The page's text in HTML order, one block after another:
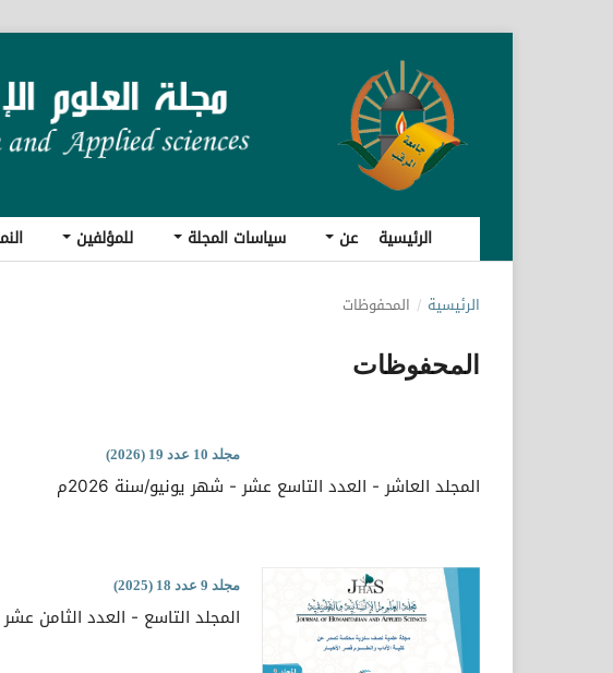
الرئيسية عن سياسات المجلة للمؤلفين
الرئيسية / المحفوظات
المحفوظات
مجلد 10 عدد 19 (2026)
المجلد العاشر - العدد التاسع عشر - شهر يونيو/سنة 2026م
مجلد 9 عدد 18 (2025)
المجلد التاسع - العدد الثامن